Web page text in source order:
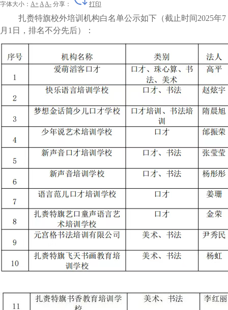
字体大小： A+ AA- 分享： 打印
扎赉特旗校外培训机构白名单公示如下（截止时间2025年7
月1日，排名不分先后）：